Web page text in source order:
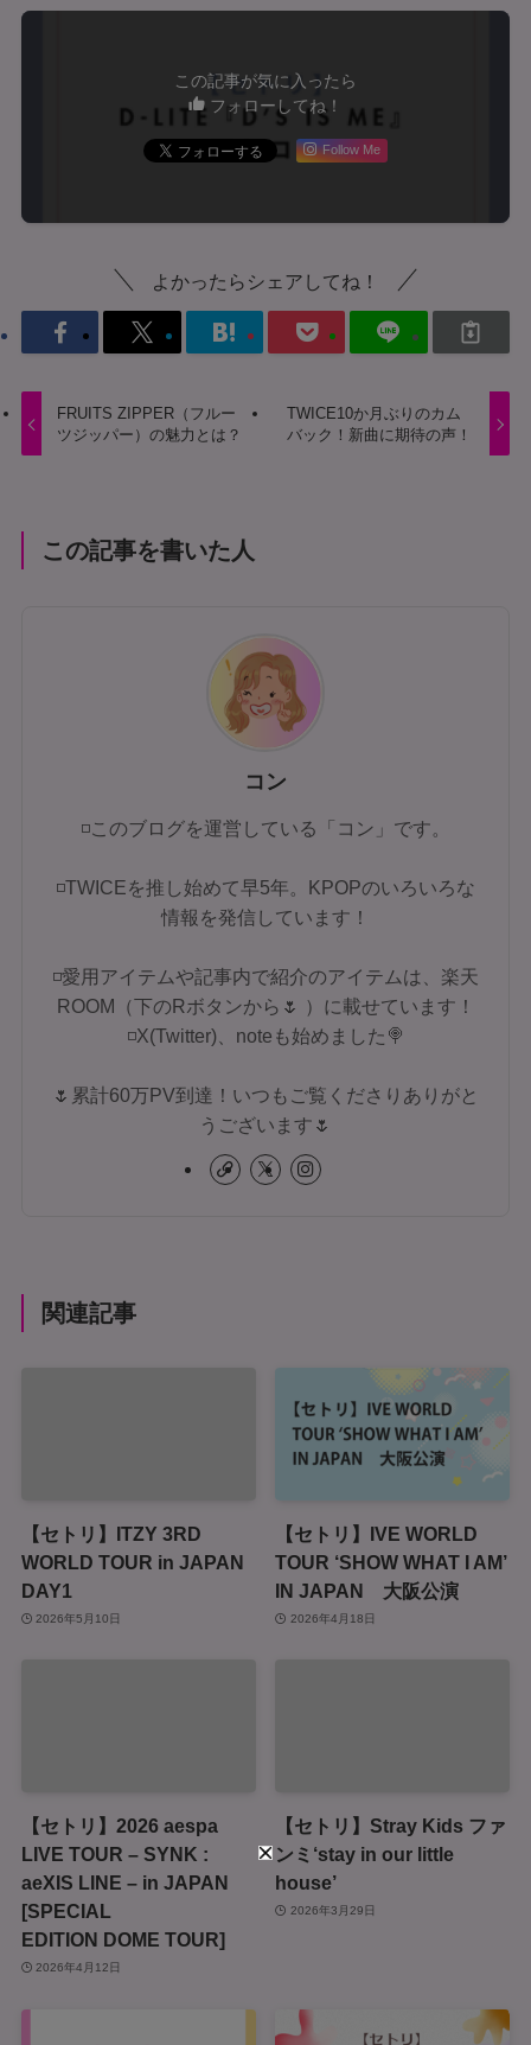
この記事が気に入ったら
フォローしてね！
Follow Me
よかったらシェアしてね！
FRUITS ZIPPER（フルー
ツジッパー）の魅力とは？
TWICE10か月ぶりのカム
バック！新曲に期待の声！
この記事を書いた人
コン
◽このブログを運営している「コン」です。
◽TWICEを推し始めて早5年。KPOPのいろいろな
情報を発信しています！
◽愛用アイテムや記事内で紹介のアイテムは、楽天
ROOM（下のRボタンから🌷 ）に載せています！
◽X(Twitter)、noteも始めました🍭
🌷累計60万PV到達！いつもご覧くださりありがと
うございます🌷
関連記事
【セトリ】ITZY 3RD
WORLD TOUR in JAPAN
DAY1
2026年5月10日
【セトリ】IVE WORLD
TOUR ‘SHOW WHAT I AM’
IN JAPAN 大阪公演
2026年4月18日
【セトリ】2026 aespa
LIVE TOUR – SYNK :
aeXIS LINE – in JAPAN
[SPECIAL
EDITION DOME TOUR]
2026年4月12日
【セトリ】Stray Kids ファ
ンミ‘stay in our little
house’
2026年3月29日